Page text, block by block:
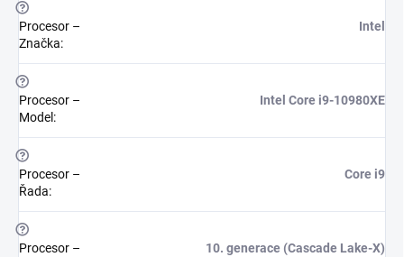
?
Procesor –
Značka:
Intel
?
Procesor –
Model :
Intel Core i9-10980XE
?
Procesor –
Řada:
Core i9
?
Procesor –
10. generace (Cascade Lake-X)